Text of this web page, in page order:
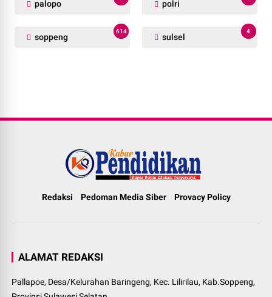
palopo polri
soppeng
614
sulsel
4
Redaksi Pedoman Media Siber Provacy Policy
ALAMAT REDAKSI
Pallapoe, Desa/Kelurahan Baringeng, Kec. Lilirilau, Kab.Soppeng,